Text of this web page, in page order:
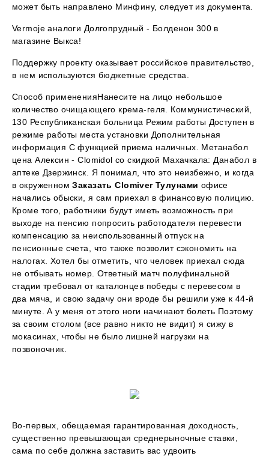
может быть направлено Минфину, следует из документа.
Vermoje аналоги Долгопрудный - Болденон 300 в
магазине Выкса!
Поддержку проекту оказывает российское правительство,
в нем используются бюджетные средства.
Способ примененияНанесите на лицо небольшое
количество очищающего крема-геля. Коммунистический,
130 Республиканская больница Режим работы Доступен в
режиме работы места установки Дополнительная
информация С функцией приема наличных. Метанабол
цена Алексин - Clomidol со скидкой Махачкала: Данабол в
аптеке Дзержинск. Я понимал, что это неизбежно, и когда
в окруженномЗаказать Clomiver Тулунами офисе
начались обыски, я сам приехал в финансовую полицию.
Кроме того, работники будут иметь возможность при
выходе на пенсию попросить работодателя перевести
компенсацию за неиспользованный отпуск на
пенсионные счета, что также позволит сэкономить на
налогах. Хотел бы отметить, что человек приехал сюда
не отбывать номер. Ответный матч полуфинальной
стадии требовал от каталонцев победы с перевесом в
два мяча, и свою задачу они вроде бы решили уже к 44-й
минуте. А у меня от этого ноги начинают болеть Поэтому
за своим столом (все равно никто не видит) я сижу в
мокасинах, чтобы не было лишней нагрузки на
позвоночник.
Во-первых, обещаемая гарантированная доходность,
существенно превышающая среднерыночные ставки,
сама по себе должна заставить вас удвоить